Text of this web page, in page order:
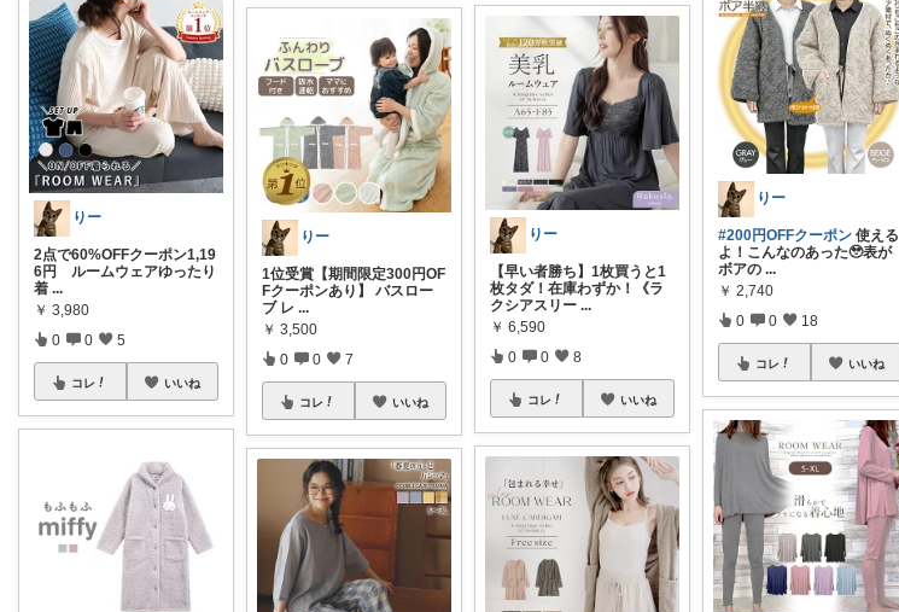
りー
2点で60%OFFクーポン1,19
6円 ルームウェアゆったり
着 ...
￥ 3,980
0 0 5
コレ いいね
りー
1位受賞【期間限定300円OF
Fクーポンあり】 バスロー
ブ レ ...
￥ 3,500
0 0 7
コレ いいね
りー
【早い者勝ち】1枚買うと1
枚タダ！在庫わずか！《ラ
クシアスリー ...
￥ 6,590
0 0 8
コレ いいね
りー
#200円OFFクーポン 使える
よ！こんなのあった🥹表が
ボアの ...
￥ 2,740
0 0 18
コレ いいね